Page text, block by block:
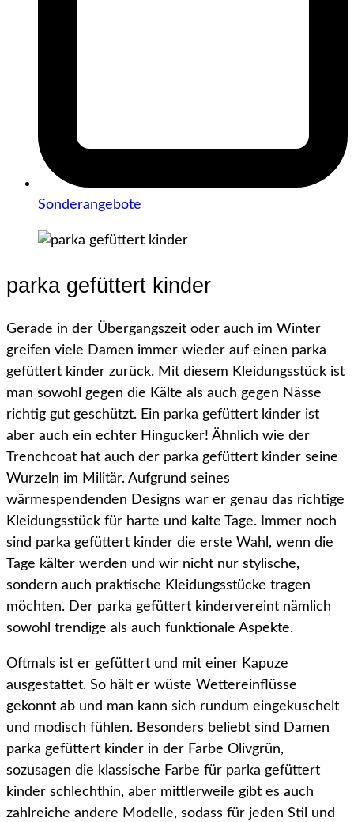
Sonderangebote
parka gefüttert kinder
Gerade in der Übergangszeit oder auch im Winter
greifen viele Damen immer wieder auf einen parka
gefüttert kinder zurück. Mit diesem Kleidungsstück ist
man sowohl gegen die Kälte als auch gegen Nässe
richtig gut geschützt. Ein parka gefüttert kinder ist
aber auch ein echter Hingucker! Ähnlich wie der
Trenchcoat hat auch der parka gefüttert kinder seine
Wurzeln im Militär. Aufgrund seines
wärmespendenden Designs war er genau das richtige
Kleidungsstück für harte und kalte Tage. Immer noch
sind parka gefüttert kinder die erste Wahl, wenn die
Tage kälter werden und wir nicht nur stylische,
sondern auch praktische Kleidungsstücke tragen
möchten. Der parka gefüttert kindervereint nämlich
sowohl trendige als auch funktionale Aspekte.
Oftmals ist er gefüttert und mit einer Kapuze
ausgestattet. So hält er wüste Wettereinflüsse
gekonnt ab und man kann sich rundum eingekuschelt
und modisch fühlen. Besonders beliebt sind Damen
parka gefüttert kinder in der Farbe Olivgrün,
sozusagen die klassische Farbe für parka gefüttert
kinder schlechthin, aber mittlerweile gibt es auch
zahlreiche andere Modelle, sodass für jeden Stil und